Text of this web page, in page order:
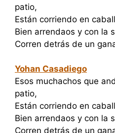
patio,
Están corriendo en
Bien arrendaos y con la
Corren detrás de un
Yohan Casadiego
Esos muchachos que
patio,
Están corriendo en
Bien arrendaos y con la
Corren detrás de un